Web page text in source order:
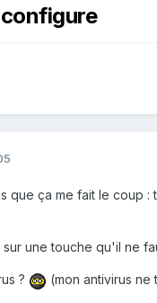
que ça me fait le coup
une touche qu'il ne
? (mon antivirus ne